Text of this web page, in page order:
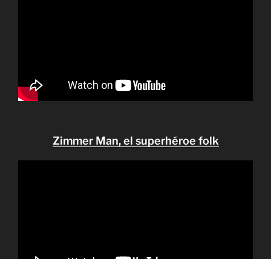
Zimmer Man, el superhéroe folk